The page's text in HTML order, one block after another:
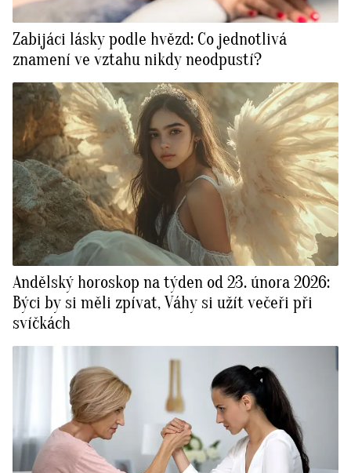
Zabijáci lásky podle hvězd: Co jednotlivá
znamení ve vztahu nikdy neodpustí?
Andělský horoskop na týden od 23. února 2026:
Býci by si měli zpívat, Váhy si užít večeři při
svíčkách